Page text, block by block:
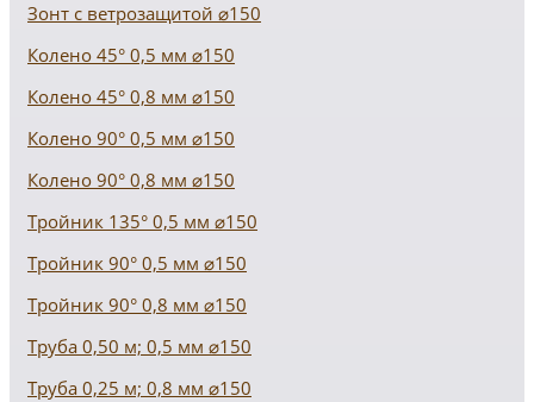
Зонт с ветрозащитой ⌀150
Колено 45° 0,5 мм ⌀150
Колено 45° 0,8 мм ⌀150
Колено 90° 0,5 мм ⌀150
Колено 90° 0,8 мм ⌀150
Тройник 135° 0,5 мм ⌀150
Тройник 90° 0,5 мм ⌀150
Тройник 90° 0,8 мм ⌀150
Труба 0,50 м; 0,5 мм ⌀150
Труба 0,25 м; 0,8 мм ⌀150